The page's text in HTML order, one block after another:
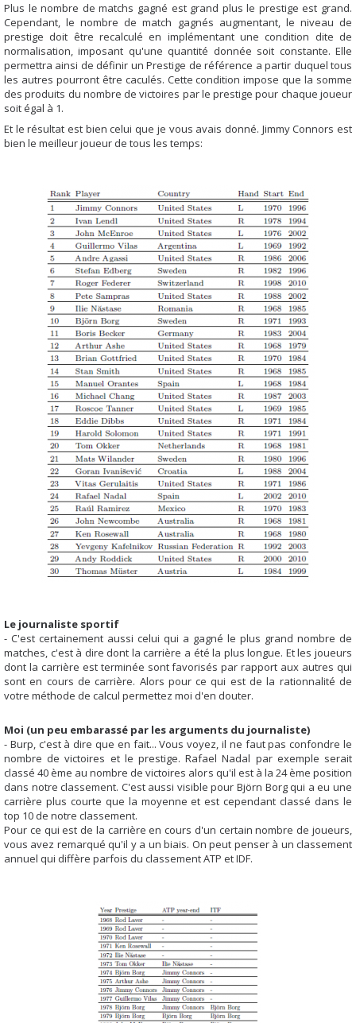
Plus le nombre de matchs gagné est grand plus le prestige est grand.
Cependant, le nombre de match gagnés augmentant, le niveau de
prestige doit être recalculé en implémentant une condition dite de
normalisation, imposant qu'une quantité donnée soit constante. Elle
permettra ainsi de définir un Prestige de référence a partir duquel tous
les autres pourront être caculés. Cette condition impose que la somme
des produits du nombre de victoires par le prestige pour chaque joueur
soit égal à 1.
Et le résultat est bien celui que je vous avais donné. Jimmy Connors est
bien le meilleur joueur de tous les temps:
Le journaliste sportif
- C'est certainement aussi celui qui a gagné le plus grand nombre de
matches, c'est à dire dont la carrière a été la plus longue. Et les joueurs
dont la carrière est terminée sont favorisés par rapport aux autres qui
sont en cours de carrière. Alors pour ce qui est de la rationnalité de
votre méthode de calcul permettez moi d'en douter.
Moi (un peu embarassé par les arguments du journaliste)
- Burp, c'est à dire que en fait... Vous voyez, il ne faut pas confondre le
nombre de victoires et le prestige. Rafael Nadal par exemple serait
classé 40 ème au nombre de victoires alors qu'il est à la 24 ème position
dans notre classement. C'est aussi visible pour Björn Borg qui a eu une
carrière plus courte que la moyenne et est cependant classé dans le
top 10 de notre classement.
Pour ce qui est de la carrière en cours d'un certain nombre de joueurs,
vous avez remarqué qu'il y a un biais. On peut penser à un classement
annuel qui diffère parfois du classement ATP et IDF.